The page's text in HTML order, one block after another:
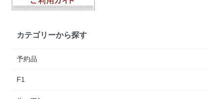
カテゴリーから探す
予約品
F1